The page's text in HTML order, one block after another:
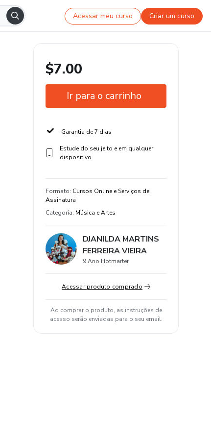
Acessar meu curso Criar um curso
$7.00
Ir para o carrinho
Garantia de 7 dias
Estude do seu jeito e em qualquer
dispositivo
Formato: Cursos Online e Serviços de
Assinatura
Categoria: Música e Artes
DJANILDA MARTINS
FERREIRA VIEIRA
9 Ano Hotmarter
Acessar produto comprado
Ao comprar o produto, as instruções de
acesso serão enviadas para o seu email.